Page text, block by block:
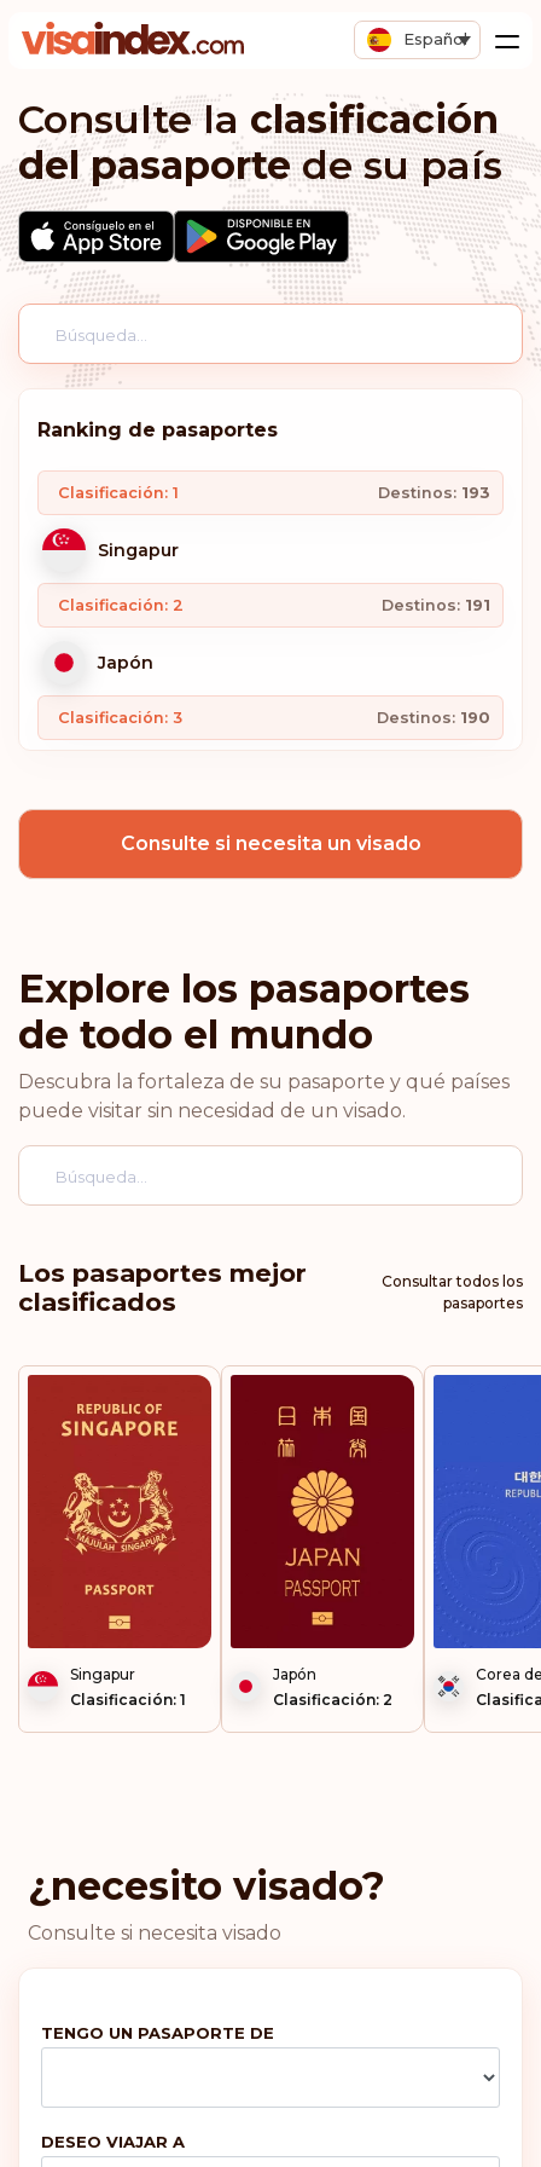
Español
Consulte la clasificación
del pasaportede su país
Ranking de pasaportes
Clasificación: 1 Destinos: 193
Singapur
Clasificación: 2 Destinos: 191
Japón
Clasificación: 3 Destinos: 190
España
Finlandia
Alemania
Países Bajos
Noruega
Suecia
Suiza
Destinos:
Austria
Dinamarca
Irlanda
Malta
Portugal
Reino Unido
Clasificación: 6 Destinos:187
Consulte si necesita un visado
Explore los pasaportes
de todo el mundo
Descubra la fortaleza de su pasaporte y qué países
puede visitar sin necesidad de un visado.
Los pasaportes mejor
clasificados
Consultar todos los
pasaportes
Singapur
Clasificación: 1
Japón
Clasificación: 2
Corea
¿necesito visado?
Consulte si necesita visado
TENGO UN PASAPORTE DE
DESEO VIAJAR A